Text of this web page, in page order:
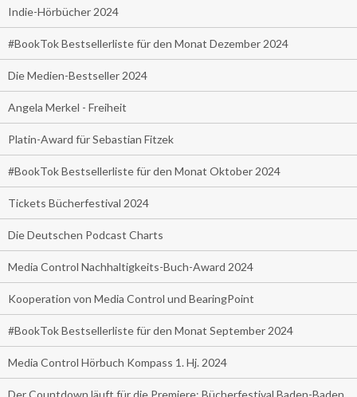
Indie-Hörbücher 2024
#BookTok Bestsellerliste für den Monat Dezember 2024
Die Medien-Bestseller 2024
Angela Merkel - Freiheit
Platin-Award für Sebastian Fitzek
#BookTok Bestsellerliste für den Monat Oktober 2024
Tickets Bücherfestival 2024
Die Deutschen Podcast Charts
Media Control Nachhaltigkeits-Buch-Award 2024
Kooperation von Media Control und BearingPoint
#BookTok Bestsellerliste für den Monat September 2024
Media Control Hörbuch Kompass 1. Hj. 2024
Der Countdown läuft für die Premiere: Bücherfestival Baden-Baden